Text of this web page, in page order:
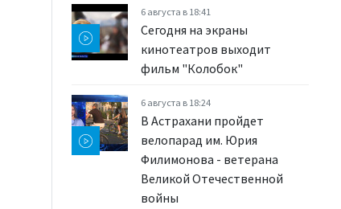
6 августа в 18:41
Сегодня на экраны
кинотеатров выходит
фильм "Колобок"
6 августа в 18:24
В Астрахани пройдет
велопарад им. Юрия
Филимонова - ветерана
Великой Отечественной
войны